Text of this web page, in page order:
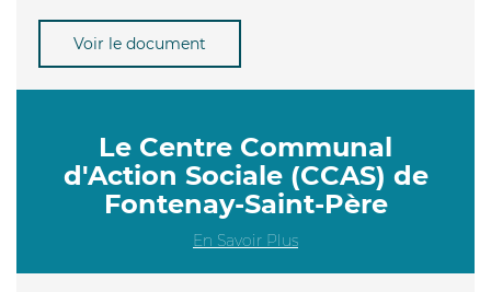
Voir le document
Le Centre Communal
d'Action Sociale (CCAS) de
Fontenay-Saint-Père
En Savoir Plus